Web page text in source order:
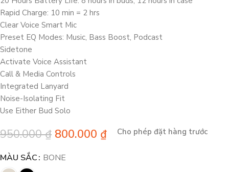
Rapid Charge: 10 min = 2 hrs
Clear Voice Smart Mic
Preset EQ Modes: Music, Bass Boost, Podcast
Sidetone
Activate Voice Assistant
Call & Media Controls
Integrated Lanyard
Noise-Isolating Fit
Use Either Bud Solo
950.000₫ 800.000 ₫ Cho phép đặt hàng trước
MÀU SẮC BONE